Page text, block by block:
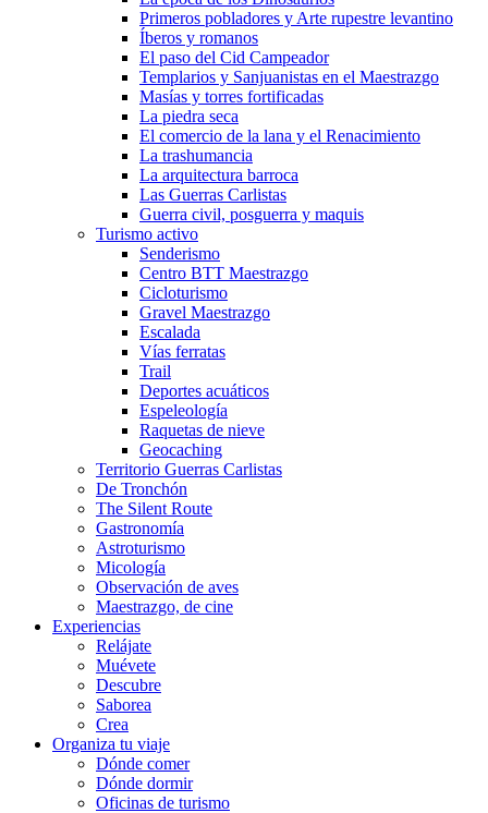
Primeros pobladores y Arte rupestre levantino
Íberos y romanos
El paso del Cid Campeador
Templarios y Sanjuanistas en el Maestrazgo
Masías y torres fortificadas
La piedra seca
El comercio de la lana y el Renacimiento
La trashumancia
La arquitectura barroca
Las Guerras Carlistas
Guerra civil, posguerra y maquis
Turismo activo
Senderismo
Centro BTT Maestrazgo
Cicloturismo
Gravel Maestrazgo
Escalada
Vías ferratas
Trail
Deportes acuáticos
Espeleología
Raquetas de nieve
Geocaching
Territorio Guerras Carlistas
De Tronchón
The Silent Route
Gastronomía
Astroturismo
Micología
Observación de aves
Maestrazgo, de cine
Experiencias
Relájate
Muévete
Descubre
Saborea
Crea
Organiza tu viaje
Dónde comer
Dónde dormir
Oficinas de turismo